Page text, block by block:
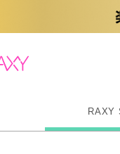
RAXY